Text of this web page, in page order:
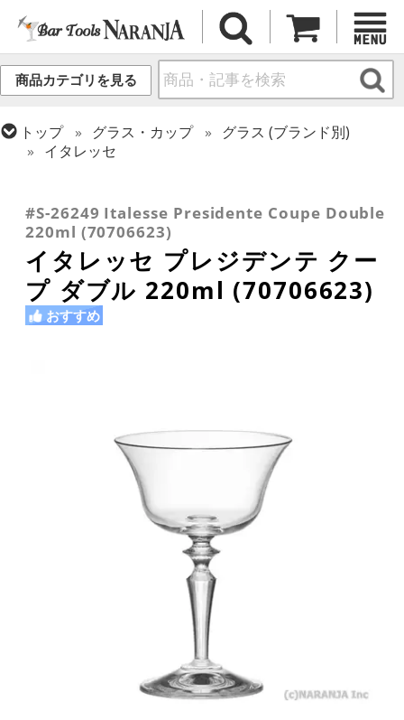
商品カテゴリを見る
トップ グラス・カップ
グラス (ブランド別)
イタレッセ
シャンパングラス
カクテルグラス (全サイズ)
#S-26249 Italesse Presidente Coupe Double
220ml (70706623)
イタレッセ プレジデンテ クー
プ ダブル 220ml (70706623)
おすすめ